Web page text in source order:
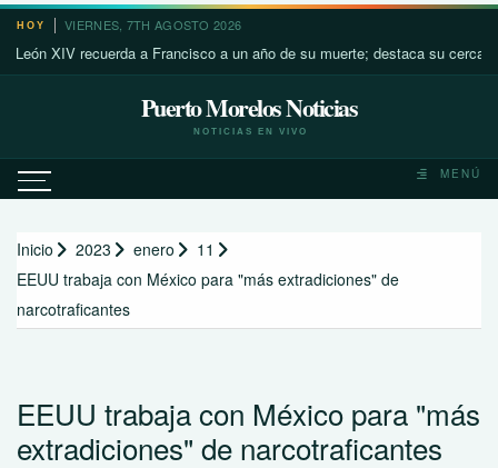
Saltar
contenido
HOY VIERNES, 7TH AGOSTO 2026
XIV recuerda a Francisco a un año de su muerte; destaca su cercanía con
Puerto Morelos Noticias
NOTICIAS EN VIVO
MENÚ
Inicio 2023 enero
11
EEUU trabaja con México para "más extradiciones" de
narcotraficantes
EEUU trabaja con México para "más
extradiciones" de narcotraficantes